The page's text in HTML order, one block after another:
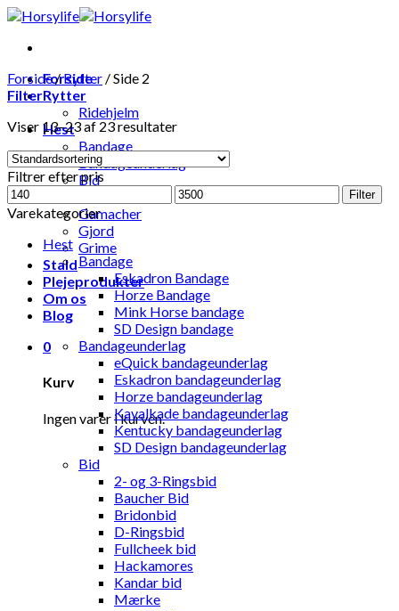
Skip
content
Forside
Rytter
Ridehjelm
Hest
Bandage
Bandageunderlag
Bid
Gamacher
Gjord
Grime
Stald
Plejeprodukter
Om os
Blog
0
Kurv
Ingen varer i kurven.
Forside/Rytter /Side 2
Filter
Viser 13–23 af 23 resultater
Filtrer efter pris
Mindste
pris
Højeste
pris
Filter
Varekategorier
Hest
Bandage
Eskadron Bandage
Horze Bandage
Mink Horse bandage
SD Design bandage
Bandageunderlag
eQuick bandageunderlag
Eskadron bandageunderlag
Horze bandageunderlag
Kavalkade bandageunderlag
Kentucky bandageunderlag
SD Design bandageunderlag
Bid
2- og 3-Ringsbid
Baucher Bid
Bridonbid
D-Ringsbid
Fullcheek bid
Hackamores
Kandar bid
Mærke